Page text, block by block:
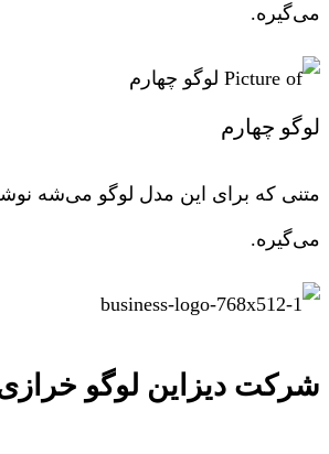
می‌گیره.
لوگو چهارم
متنی که برای این مدل لوگو می‌شه
می‌گیره.
شرکت دیزاین لوگو